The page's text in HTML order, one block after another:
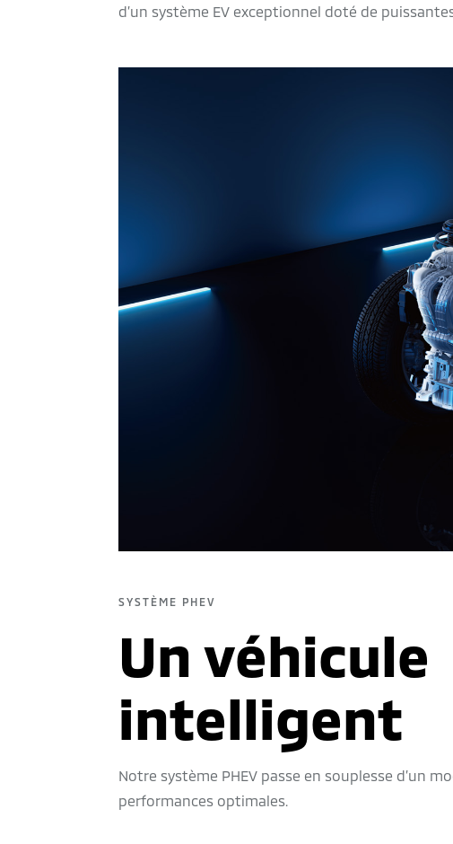
d’un système EV exceptionnel doté de
SYSTÈME PHEV
Un véhicule
intelligent
Notre système PHEV passe en souplesse d’un
performances optimales.